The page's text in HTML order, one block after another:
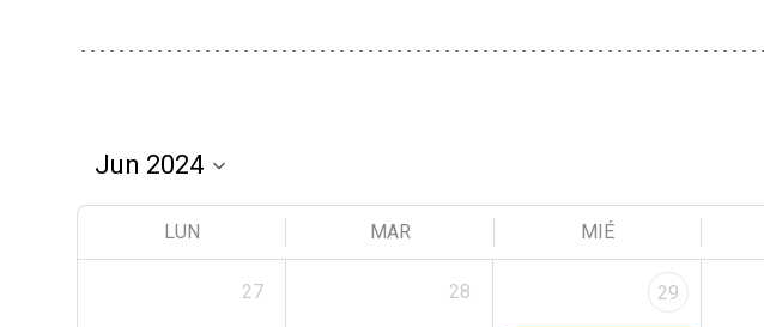
LUN MAR MIÉ
27 28 29